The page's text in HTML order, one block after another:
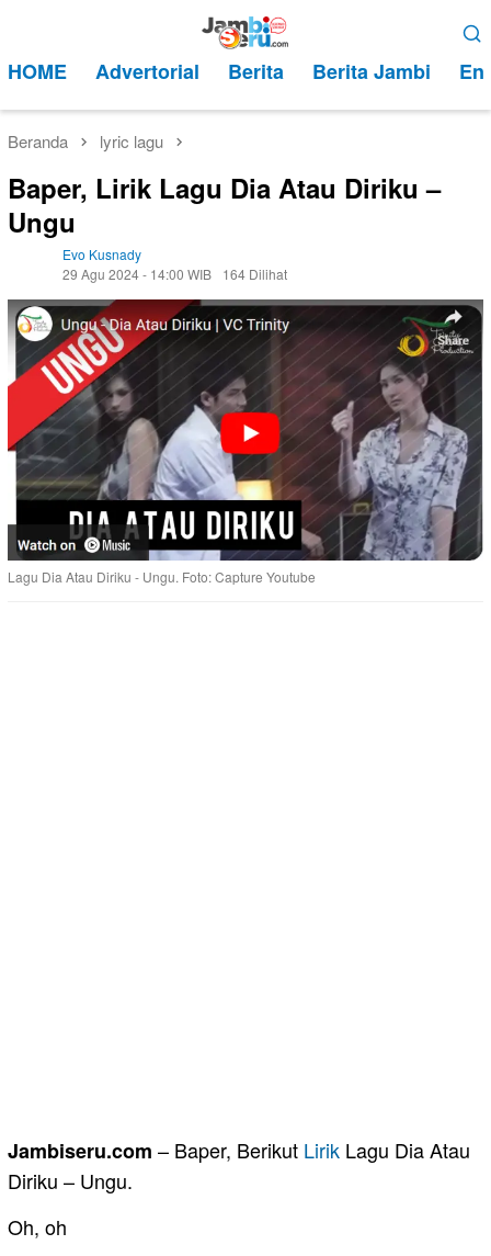
kontenMobile
HOME Advertorial Berita Berita Jambi
Beranda lyric lagu
Baper, Lirik Lagu Dia Atau Diriku –
Ungu
Evo Kusnady
29 Agu 2024 - 14:00 WIB
164 Dilihat
Lagu Dia Atau Diriku - Ungu. Foto: Capture Youtube
Jambiseru.com – Baper, Berikut Lirik Lagu Dia Atau
Diriku – Ungu.
Oh, oh